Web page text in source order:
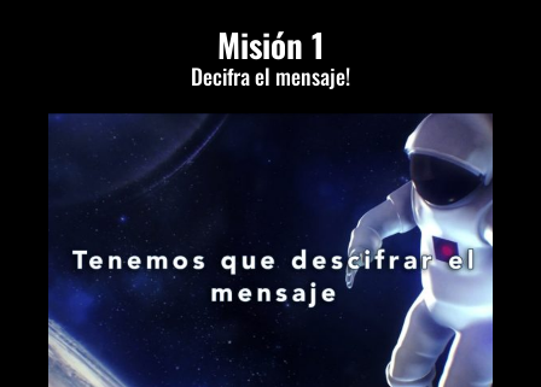
Misión 1
Decifra el mensaje!